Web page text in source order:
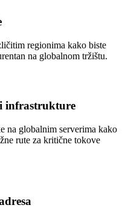
regionima kako biste
na globalnom tržištu.
infrastrukture
na globalnim serverima kako
rute za kritične tokove